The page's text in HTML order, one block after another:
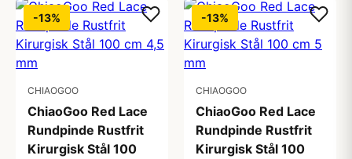
-13%
CHIAOGOO
ChiaoGoo Red Lace
Rundpinde Rustfrit
Kirurgisk Stål 100
-13%
CHIAOGOO
ChiaoGoo Red Lace
Rundpinde Rustfrit
Kirurgisk Stål 100